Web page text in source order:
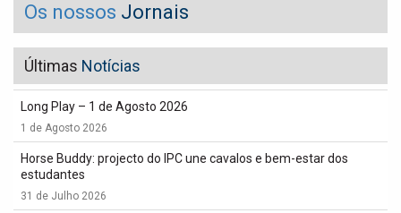
Os nossos Jornais
Últimas Notícias
Long Play – 1 de Agosto 2026
1 de Agosto 2026
Horse Buddy: projecto do IPC une cavalos e bem-estar dos
estudantes
31 de Julho 2026